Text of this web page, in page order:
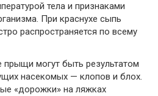
тела и признаками
При краснухе сыпь
распространяется по всему
прыщи могут быть результатом
насекомых — клопов и блох.
«дорожки» на ляжках